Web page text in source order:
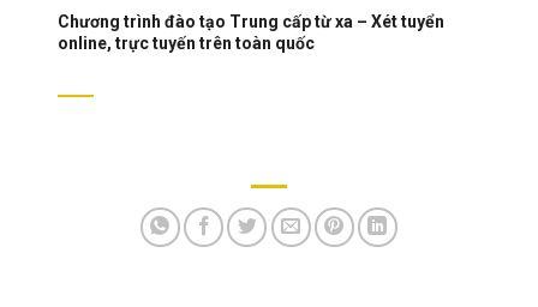
Chương trình đào tạo Trung cấp từ xa – Xét tuyển
online, trực tuyến trên toàn quốc